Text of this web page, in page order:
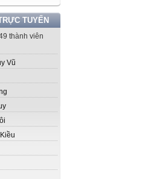
TUYẾN
thành viên
Vũ